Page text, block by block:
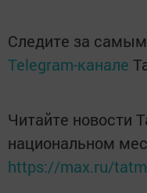
Следите за
Telegram-канале
Читайте новости
национальном
https://max.ru/